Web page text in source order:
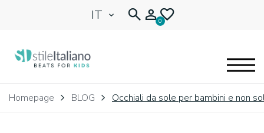
IT 0
EYEGLASSES
Homepage BLOG Occhiali da sole per bambini e non